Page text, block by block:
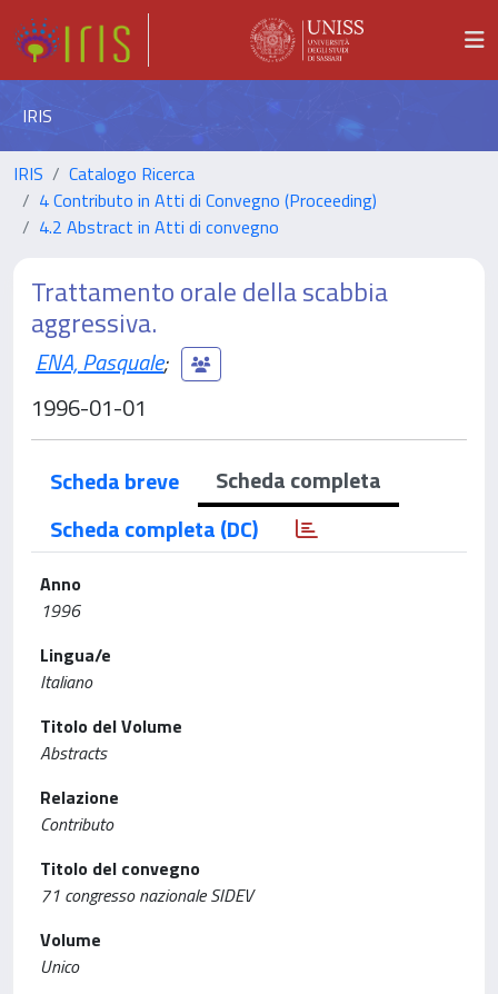
IRIS
IRIS
Catalogo Ricerca
4 Contributo in Atti di Convegno (Proceeding)
4.2 Abstract in Atti di convegno
Trattamento orale della scabbia
aggressiva.
ENA, Pasquale;
1996-01-01
Scheda breve
Scheda completa
Scheda completa (DC)
Anno
1996
Lingua/e
Italiano
Titolo del Volume
Abstracts
Relazione
Contributo
Titolo del convegno
71 congresso nazionale SIDEV
Volume
Unico